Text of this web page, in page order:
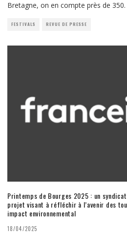
Bretagne, on en compte près de
FESTIVALS REVUE DE PRESSE
Printemps de Bourges 2025 : un
projet visant à réfléchir à l’avenir des
impact environnemental
18/04/2025